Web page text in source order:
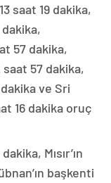
saat 19 dakika,
dakika,
57 dakika,
saat 57 dakika,
ve Sri
16 dakika oruç
Mısır’ın
başkenti